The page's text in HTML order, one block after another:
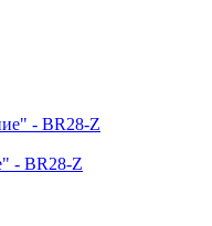
- BR28-Z